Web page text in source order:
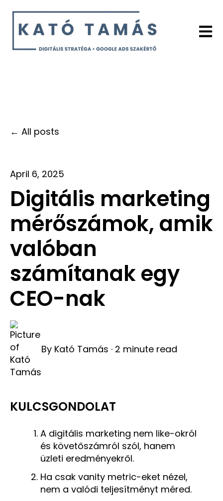
All posts
April 6, 2025
Digitális marketing
mérőszámok, amik
valóban
számítanak egy
CEO-nak
By Kató Tamás · 2 minute read
KULCSGONDOLAT
A digitális marketing nem like-okról
és követőszámról szól, hanem
üzleti eredményekről.
Ha csak vanity metric-eket nézel,
nem a valódi teljesítményt méred.